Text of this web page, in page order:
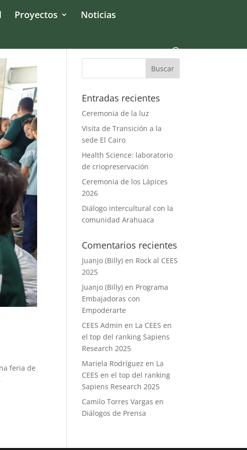
Proyectos
Noticias
feria de
Entradas recientes
Ceremonia de la luz
Visita de Transición a la
sede El Cairo
Health Science: laboratorio
de criopreservación
Ceremonia de los Lápices
2026
Diálogo intercultural con la
comunidad Arahuaca
Comentarios recientes
Juanjo (Billy) en Rock al CEES
2025
Juanjo (Billy) en Programa
Embajadoras con
Empoderarte
CEES Admin en La CEES en
el top del ranking Sapiens
Research 2025
Mariela Rodríguez en La
CEES en el top del ranking
Sapiens Research 2025
Camilo Torres Vargas en
Diálogos de Prensa